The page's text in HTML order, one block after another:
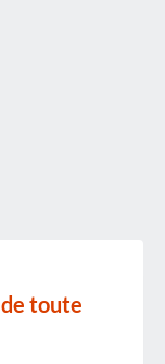
toute